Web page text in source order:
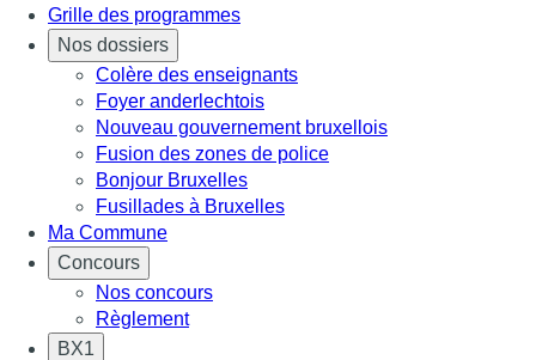
Grille des programmes
Nos dossiers
Colère des enseignants
Foyer anderlechtois
Nouveau gouvernement bruxellois
Fusion des zones de police
Bonjour Bruxelles
Fusillades à Bruxelles
Ma Commune
Concours
Nos concours
Règlement
BX1